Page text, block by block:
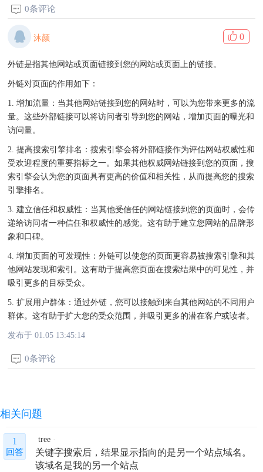
0条评论
沐颜 0
外链是指其他网站或页面链接到您的网站或页面上的链接。
外链对页面的作用如下：
1. 增加流量：当其他网站链接到您的网站时，可以为您带来更多的流
量。这些外部链接可以将访问者引导到您的网站，增加页面的曝光和
访问量。
2. 提高搜索引擎排名：搜索引擎会将外部链接作为评估网站权威性和
受欢迎程度的重要指标之一。如果其他权威网站链接到您的页面，搜
索引擎会认为您的页面具有更高的价值和相关性，从而提高您的搜索
引擎排名。
3. 建立信任和权威性：当其他受信任的网站链接到您的页面时，会传
递给访问者一种信任和权威性的感觉。这有助于建立您网站的品牌形
象和口碑。
4. 增加页面的可发现性：外链可以使您的页面更容易被搜索引擎和其
他网站发现和索引。这有助于提高您页面在搜索结果中的可见性，并
吸引更多的目标受众。
5. 扩展用户群体：通过外链，您可以接触到来自其他网站的不同用户
群体。这有助于扩大您的受众范围，并吸引更多的潜在客户或读者。
发布于 01.05 13:45:14
0条评论
相关问题
1
回答
tree
关键字搜索后，结果显示指向的是另一个站点域名。
该域名是我的另一个站点